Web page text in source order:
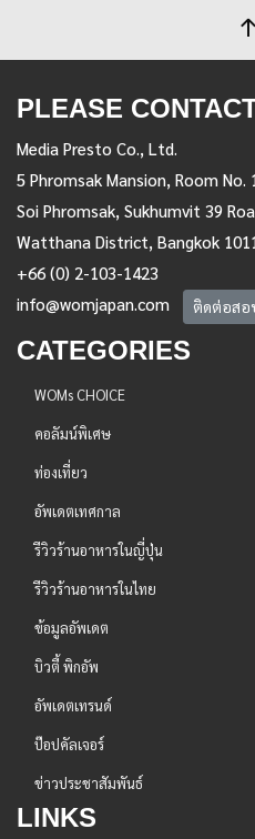
PLEASE
Media Presto Co., Ltd.
5 Phromsak Mansion, Room No.
Soi Phromsak, Sukhumvit 39
Watthana District, Bangkok
+66 (0) 2-103-1423
info@womjapan.com
ติดต่อสอ
CATEGORIES
WOMs CHOICE
คอลัมน์พิเศษ
ท่องเที่ยว
อัพเดตเทศกาล
รีวิวร้านอาหารในญี่ปุ่น
รีวิวร้านอาหารในไทย
ข้อมูลอัพเดต
บิวตี้ พิกอัพ
อัพเดตเทรนด์
ป๊อปคัลเจอร์
ข่าวประชาสัมพันธ์
LINKS